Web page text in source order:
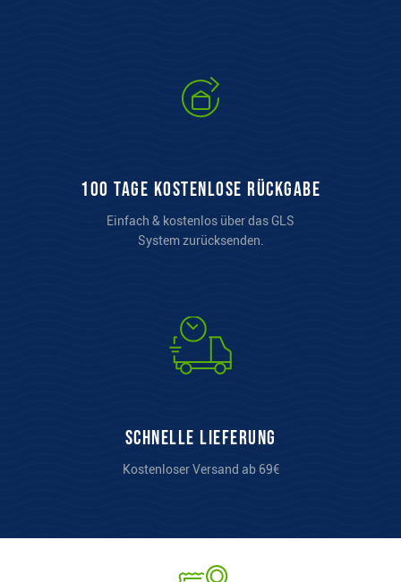
100 Tage kostenlose Rückgabe
Einfach & kostenlos über das GLS
System zurücksenden.
Schnelle Lieferung
Kostenloser Versand ab 69€